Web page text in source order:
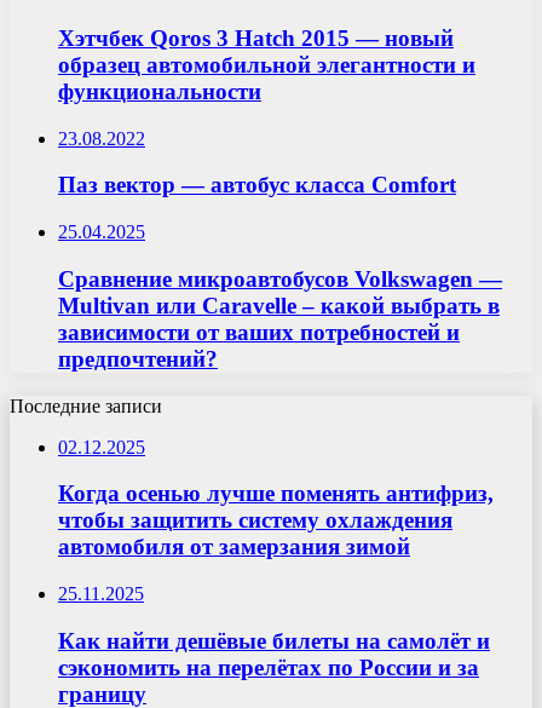
Хэтчбек Qoros 3 Hatch 2015 — новый
образец автомобильной элегантности и
функциональности
23.08.2022
Паз вектор — автобус класса Comfort
25.04.2025
Сравнение микроавтобусов Volkswagen —
Multivan или Caravelle – какой выбрать в
зависимости от ваших потребностей и
предпочтений?
Последние записи
02.12.2025
Когда осенью лучше поменять антифриз,
чтобы защитить систему охлаждения
автомобиля от замерзания зимой
25.11.2025
Как найти дешёвые билеты на самолёт и
сэкономить на перелётах по России и за
границу